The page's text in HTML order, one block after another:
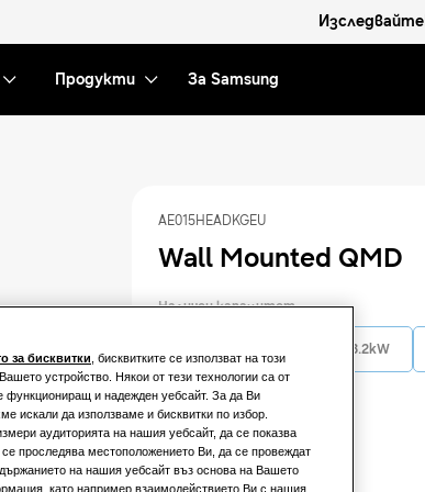
Изследвайте
Продукти За Samsung
Wall Mounted QMD
AE015HEADKGEU
Наличен капацитет
3.2kW
Налична мощност
Монофазен
за бисквитки , бисквитките се използват на този
устройство. Някои от тези технологии са от
функциониращ и надежден уебсайт. За да Ви
искали да използваме и бисквитки по избор.
аудиторията на нашия уебсайт, да се показва
проследява местоположението Ви, да се провеждат
на нашия уебсайт въз основа на Вашето
като например взаимодействието Ви с нашия